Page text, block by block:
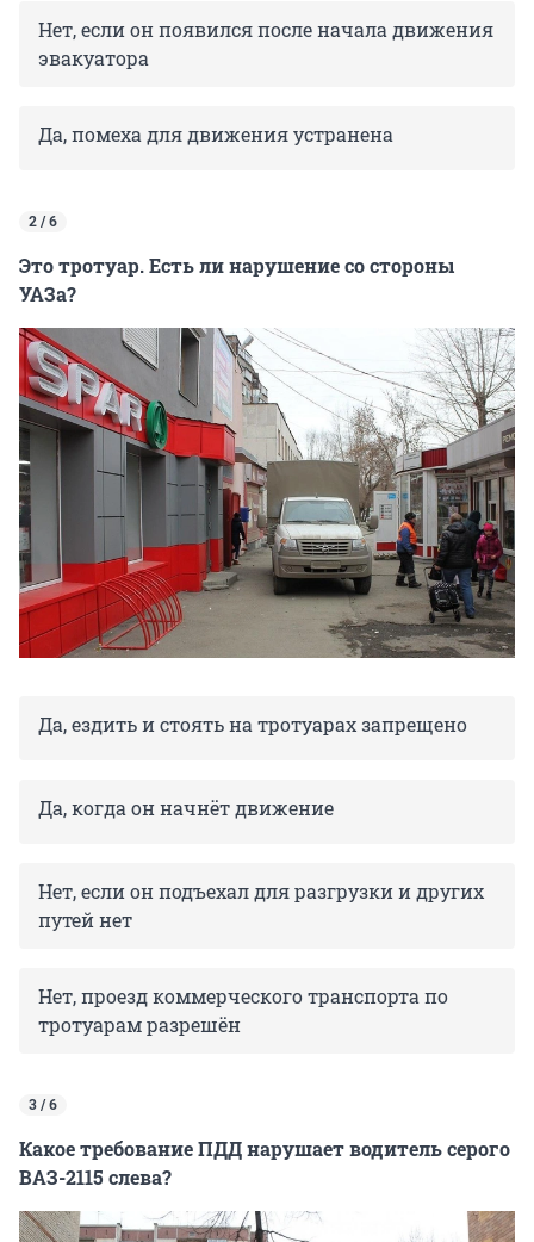
Нет, если он появился после начала движения
эвакуатора
Да, помеха для движения устранена
2 / 6
Это тротуар. Есть ли нарушение со стороны
УАЗа?
Да, ездить и стоять на тротуарах запрещено
Да, когда он начнёт движение
Нет, если он подъехал для разгрузки и других
путей нет
Нет, проезд коммерческого транспорта по
тротуарам разрешён
3 / 6
Какое требование ПДД нарушает водитель серого
ВАЗ-2115 слева?